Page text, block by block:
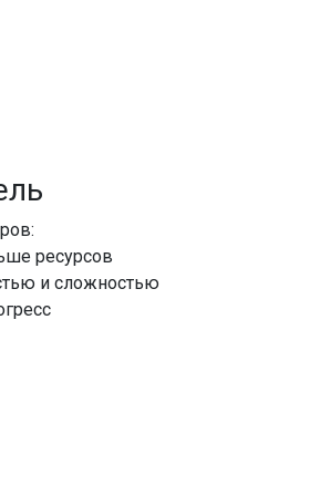
ресурсов
и сложностью